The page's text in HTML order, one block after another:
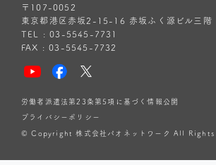
〒107-0052
東京都港区赤坂2-15-16 赤坂ふく源ビル三階
TEL : 03-5545-7731
FAX : 03-5545-7732
労働者派遣法第23条第5項に基づく情報公開
プライバシーポリシー
© Copyright 株式会社パオネットワーク All Rights